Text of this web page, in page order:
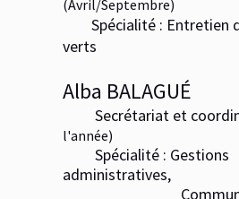
(Avril/Septembre)
Spécialité : Entretien
verts
Alba BALAGUÉ
Secrétariat et
l'année)
Spécialité : Gestions
administratives,